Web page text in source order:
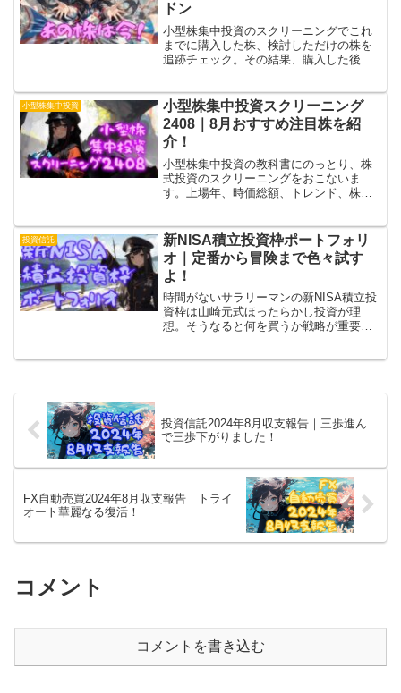
ドン
小型株集中投資のスクリーニングでこれ
までに購入した株、検討しただけの株を
追跡チェック。その結果、購入した後イ
ても全体成績としてはプラス。これを励
みに頑張ります！
小型株集中投資
小型株集中投資スクリーニング
2408｜8月おすすめ注目株を紹
介！
小型株集中投資の教科書にのっとり、株
式投資のスクリーニングをおこないま
す。上場年、時価総額、トレンド、株
クで詳細確認。損失拡大中のリベルタ
（4935）をキープで決定！
投資信託
新NISA積立投資枠ポートフォリ
オ｜定番から冒険まで色々試す
よ！
時間がないサラリーマンの新NISA積立投
資枠は山崎元式ほったらかし投資が理
想。そうなると何を買うか戦略が重要。
投資信託2024年8月収支報告｜三歩進ん
で三歩下がりました！
FX自動売買2024年8月収支報告｜トライ
オート華麗なる復活！
コメント
コメントを書き込む